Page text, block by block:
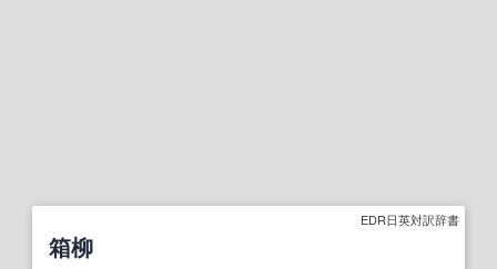
EDR日英対訳辞書
箱柳